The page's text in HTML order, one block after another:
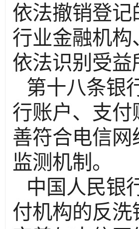
依法撤销登
行业金融机
依法识别受
第十八条银
行账户、支
善符合电信
监测机制。
中国人民银
付机构的反